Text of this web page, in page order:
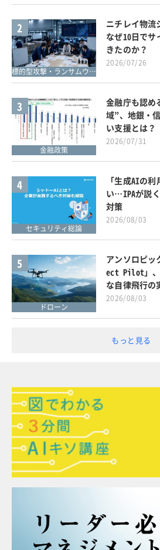
2
標的型攻撃・ランサムウェア対策
ニチレイ物流
なぜ10日でサ
きたのか？
2026/07/26
3
金融政策
金融庁も認め
域”、地銀・
い支援とは？
2026/07/31
4
セキュリティ総論
「生成AIの
い…IPAが説
対策
2026/08/03
5
ドローン
アンソロピ
ect Pilot」、
な自律飛行の
2026/08/03
もっと見る